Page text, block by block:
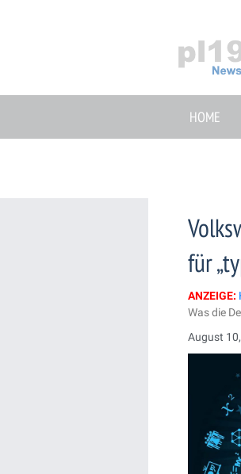
HOME
für
ANZEIGE:
Was die
August